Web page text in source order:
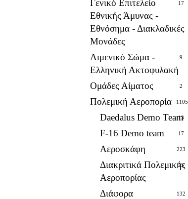
Γενικό Επιτελείο
Εθνικής Άμυνας -
Εθνόσημα - Διακλαδικές
Μονάδες
17
Λιμενικό Σώμα -
Ελληνική Ακτοφυλακή
9
Ομάδες Αίματος 2
Πολεμική Αεροπορία 1105
Daedalus Demo Team
13
F-16 Demo team 17
Αεροσκάφη 223
Διακριτικά Πολεμικής
Αεροπορίας
25
Διάφορα 132